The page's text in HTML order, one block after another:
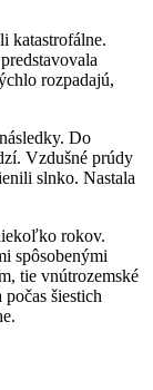
katastrofálne.
rozpadajú,
Do
Vzdušné prúdy
slnko. Nastala
rokov.
spôsobenými
tie vnútrozemské
šiestich